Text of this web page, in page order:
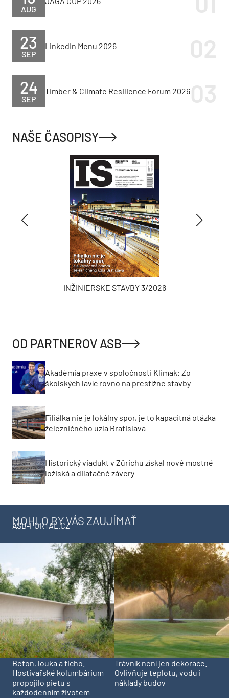
AUG
SEP
23 LinkedIn Menu 2026
SEP
24 Timber & Climate Resilience Forum 2026
NAŠE ČASOPISY
INŽINIERSKE STAVBY 3/2026
OD PARTNEROV ASB
Akadémia praxe v spoločnosti Klimak: Zo
školských lavíc rovno na prestížne stavby
Filiálka nie je lokálny spor, je to kapacitná otázka
železničného uzla Bratislava
Historický viadukt v Zürichu získal nové mostné
ložiská a dilatačné závery
MOHLO BY VÁS ZAUJÍMAŤ
ASB-PORTAL.CZ
Beton, louka a ticho.
Hostivařské kolumbárium
propojilo pietu s
každodenním životem
Trávník není jen dekorace.
Ovlivňuje teplotu, vodu i
náklady budov